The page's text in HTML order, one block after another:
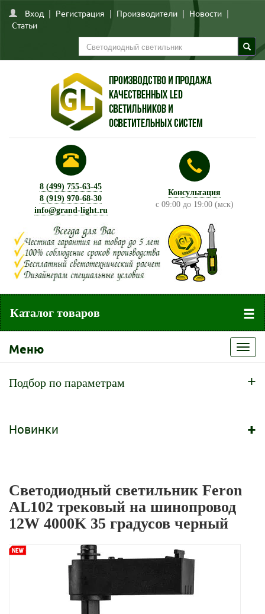
Вход | Регистрация | Производители | Новости |
Статьи
8 (499) 755-63-45
8 (919) 970-68-30
info@grand-light.ru
Консультация
с 09:00 до 19:00 (мск)
Каталог товаров
Меню
Подбор по параметрам +
Новинки +
Светодиодный светильник Feron
AL102 трековый на шинопровод
12W 4000K 35 градусов черный